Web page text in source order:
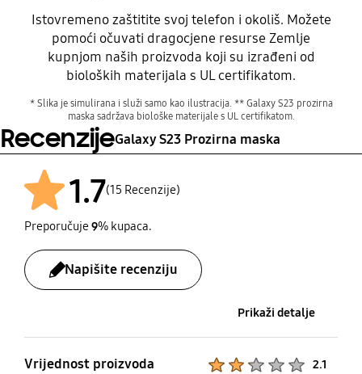
Istovremeno zaštitite svoj telefon i okoliš. Možete
pomoći očuvati dragocjene resurse Zemlje
kupnjom naših proizvoda koji su izrađeni od
bioloških materijala s UL certifikatom.
* Slika je simulirana i služi samo kao ilustracija. ** Galaxy S23 prozirna
maska sadržava biološke materijale s UL certifikatom.
Prije
RecenzijeGalaxy S23 Prozirna maska
1.7(15 Recenzije)
Preporučuje9% kupaca.
Napišite recenziju
Prikaži detalje
Vrijednost proizvoda 2.1